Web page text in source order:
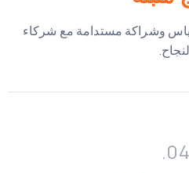
وشراكة مستدامة مع شركاء
04.